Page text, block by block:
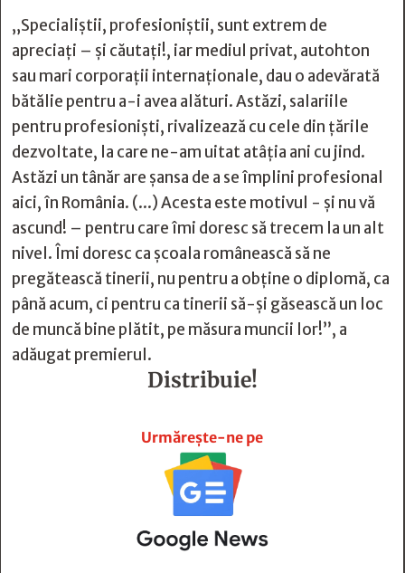
„Specialiștii, profesioniștii, sunt extrem de
apreciați – și căutați!, iar mediul privat, autohton
sau mari corporații internaționale, dau o adevărată
bătălie pentru a-i avea alături. Astăzi, salariile
pentru profesioniști, rivalizează cu cele din țările
dezvoltate, la care ne-am uitat atâția ani cu jind.
Astăzi un tânăr are șansa de a se împlini profesional
aici, în România. (...) Acesta este motivul - și nu vă
ascund! – pentru care îmi doresc să trecem la un alt
nivel. Îmi doresc ca școala românească să ne
pregătească tinerii, nu pentru a obține o diplomă, ca
până acum, ci pentru ca tinerii să-și găsească un loc
de muncă bine plătit, pe măsura muncii lor!”, a
adăugat premierul.
Distribuie!
Urmărește-ne pe